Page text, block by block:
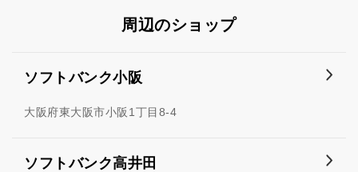
周辺のショップ
ソフトバンク小阪
大阪府東大阪市小阪1丁目8-4
ソフトバンク高井田